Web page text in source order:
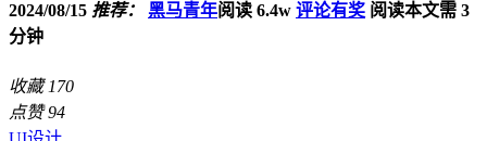
2024/08/15 推荐： 黑马青年阅读 6.4w 评论有奖 阅读本文需 3
分钟
收藏 170
点赞 94